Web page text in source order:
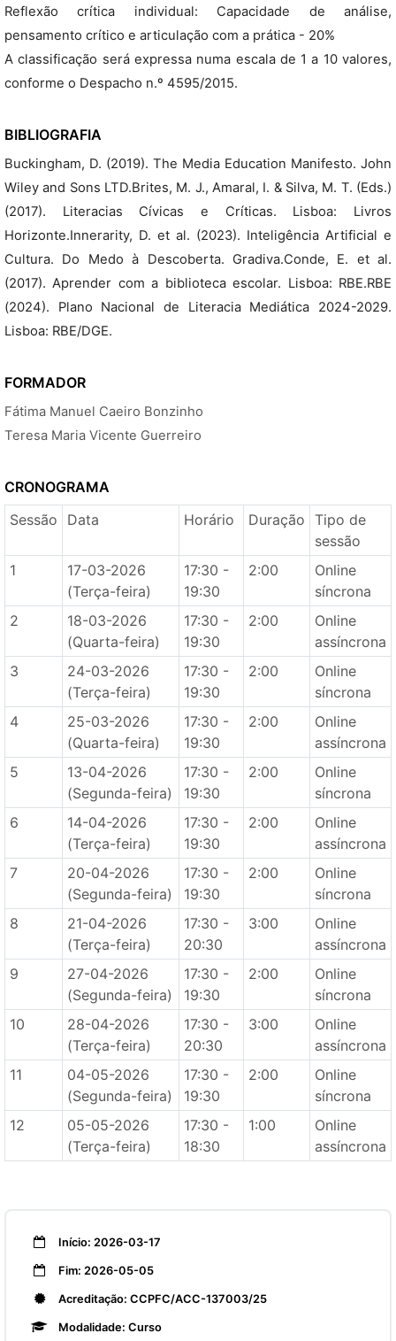
Reflexão crítica individual: Capacidade de análise,
pensamento crítico e articulação com a prática - 20%
A classificação será expressa numa escala de 1 a 10 valores,
conforme o Despacho n.º 4595/2015.
BIBLIOGRAFIA
Buckingham, D. (2019). The Media Education Manifesto. John
Wiley and Sons LTD.Brites, M. J., Amaral, I. & Silva, M. T. (Eds.)
(2017). Literacias Cívicas e Críticas. Lisboa: Livros
Horizonte.Innerarity, D. et al. (2023). Inteligência Artificial e
Cultura. Do Medo à Descoberta. Gradiva.Conde, E. et al.
(2017). Aprender com a biblioteca escolar. Lisboa: RBE.RBE
(2024). Plano Nacional de Literacia Mediática 2024-2029.
Lisboa: RBE/DGE.
FORMADOR
Fátima Manuel Caeiro Bonzinho
Teresa Maria Vicente Guerreiro
CRONOGRAMA
Sessão
Data Horário Duração Tipo de
sessão
1
17-03-2026
(Terça-feira)
17:30 -
19:30
2:00
Online
síncrona
2
18-03-2026
(Quarta-feira)
17:30 -
19:30
2:00
Online
assíncrona
3
24-03-2026
(Terça-feira)
17:30 -
19:30
2:00
Online
síncrona
4
25-03-2026
(Quarta-feira)
17:30 -
19:30
2:00
Online
assíncrona
5
13-04-2026
(Segunda-feira)
17:30 -
19:30
2:00
Online
síncrona
6
14-04-2026
(Terça-feira)
17:30 -
19:30
2:00
Online
assíncrona
7
20-04-2026
(Segunda-feira)
17:30 -
19:30
2:00
Online
síncrona
8
21-04-2026
(Terça-feira)
17:30 -
20:30
3:00
Online
assíncrona
9
27-04-2026
(Segunda-feira)
17:30 -
19:30
2:00
Online
síncrona
10
28-04-2026
(Terça-feira)
17:30 -
20:30
3:00
Online
assíncrona
11
04-05-2026
(Segunda-feira)
17:30 -
19:30
2:00
Online
síncrona
12
05-05-2026
(Terça-feira)
17:30 -
18:30
1:00
Online
assíncrona
Início: 2026-03-17
Fim: 2026-05-05
Acreditação: CCPFC/ACC-137003/25
Modalidade: Curso